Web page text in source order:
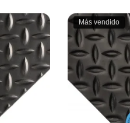
Más vendido